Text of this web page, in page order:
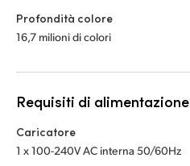
Profondità colore
16,7 milioni di colori
Requisiti di alimentazione
Caricatore
1 x 100-240V AC interna 50/60Hz